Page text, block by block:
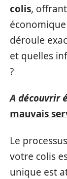
colis,
déroule
et quelles
?
A découvrir
mauvais
Le
votre colis
unique est